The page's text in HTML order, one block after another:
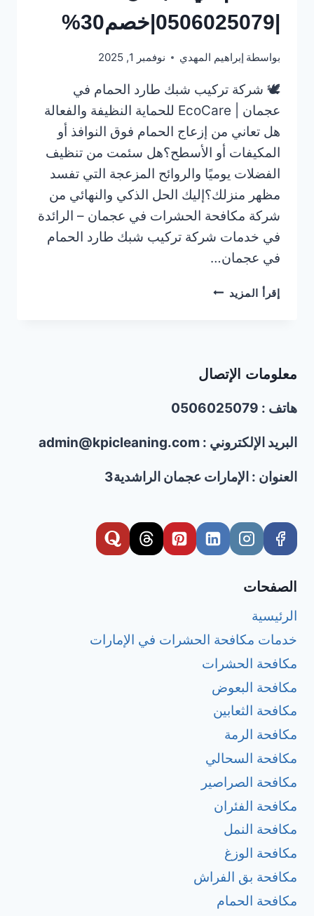
بواسطة إبراهيم المهدي نوفمبر 1, 2025
🕊️ شركة تركيب شبك طارد الحمام في
عجمان | EcoCare للحماية النظيفة والفعالة
هل تعاني من إزعاج الحمام فوق النوافذ أو
المكيفات أو الأسطح؟هل سئمت من تنظيف
الفضلات يوميًا والروائح المزعجة التي تفسد
مظهر منزلك؟إليك الحل الذكي والنهائي من
شركة مكافحة الحشرات في عجمان – الرائدة
في خدمات شركة تركيب شبك طارد الحمام
في عجمان…
إقرأ المزيد شركة
في
معلومات الإتصال
هاتف : 0506025079
البريد الإلكتروني : admin@kpicleaning.com
العنوان : الإمارات عجمان الراشدية3
الصفحات
الرئيسية
خدمات مكافحة الحشرات في الإمارات
مكافحة الحشرات
مكافحة البعوض
مكافحة الثعابين
مكافحة الرمة
مكافحة السحالي
مكافحة الصراصير
مكافحة الفئران
مكافحة النمل
مكافحة الوزغ
مكافحة بق الفراش
مكافحة الحمام